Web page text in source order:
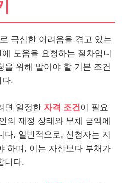
극심한 어려움을 겪고 있는
도움을 요청하는 절차입니
을 위해 알아야 할 기본 조건
다.
면 일정한 자격 조건 이 필요
의 재정 상태와 부채 금액에
다. 일반적으로, 신청자는 지
하며, 이는 자산보다 부채가
니다.